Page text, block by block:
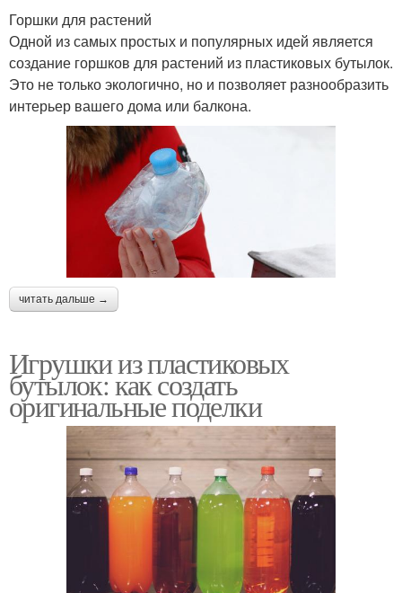
Горшки для растений
Одной из самых простых и популярных идей является
создание горшков для растений из пластиковых бутылок.
Это не только экологично, но и позволяет разнообразить
интерьер вашего дома или балкона.
читать дальше →
Игрушки из пластиковых
бутылок: как создать
оригинальные поделки